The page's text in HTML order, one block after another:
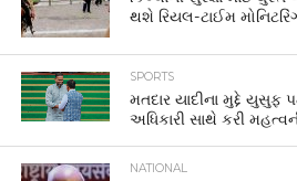
થશે રિયલ-ટાઈમ
SPORTS
મતદાર યાદીના મુદ્દે
અધિકારી સાથે કરી
NATIONAL